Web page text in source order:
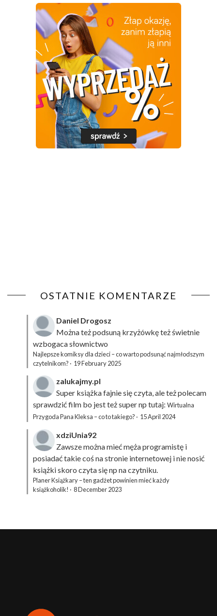
OSTATNIE KOMENTARZE
Daniel Drogosz
Można też podsuną krzyżówkęteż świetnie
wzbogaca słownictwo
Najlepsze komiksy dla dzieci – co warto podsunąć najmłodszym
czytelnikom? · 19 February 2025
zalukajmy.pl
Super książka fajnie się czyta, ale też polecam
sprawdzić film bo jest też super np tutaj: Wirtualna
Przygoda Pana Kleksa – co to takiego? · 15 April 2024
xdziUnia92
Zawsze można mieć męża programistę i
posiadać takie coś na stronie internetowej i nie nosić
książki skoro czyta się np na czytniku.
Planer Książkary – ten gadżet powinien mieć każdy
książkoholik! · 8 December 2023